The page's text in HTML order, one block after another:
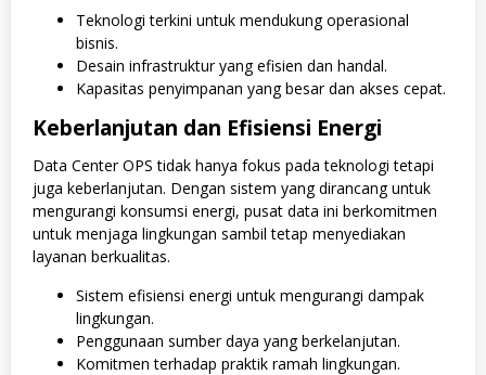
Teknologi terkini untuk mendukung operasional
bisnis.
Desain infrastruktur yang efisien dan handal.
Kapasitas penyimpanan yang besar dan akses cepat.
Keberlanjutan dan Efisiensi Energi
Data Center OPS tidak hanya fokus pada teknologi tetapi
juga keberlanjutan. Dengan sistem yang dirancang untuk
mengurangi konsumsi energi, pusat data ini berkomitmen
untuk menjaga lingkungan sambil tetap menyediakan
layanan berkualitas.
Sistem efisiensi energi untuk mengurangi dampak
lingkungan.
Penggunaan sumber daya yang berkelanjutan.
Komitmen terhadap praktik ramah lingkungan.